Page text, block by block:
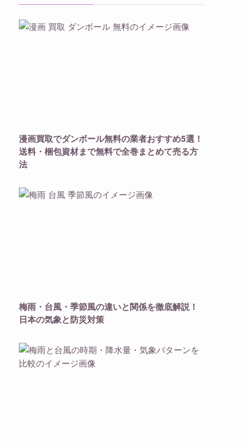
漫画買取でダンボール無料の業者おすすめ5選！
送料・梱包資材まで無料で全巻まとめて売る方
法
梅雨・台風・季節風の違いと関係を徹底解説！
日本の気象と防災対策